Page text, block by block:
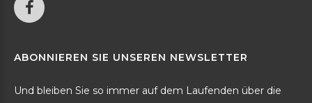
ABONNIEREN SIE UNSEREN NEWSLETTER
Und bleiben Sie so immer auf dem Laufenden über die